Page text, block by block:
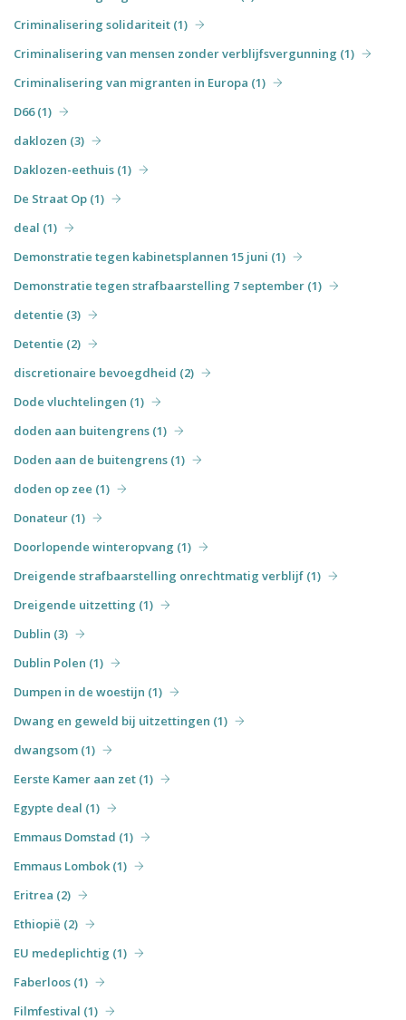
Criminalisering solidariteit (1)
Criminalisering van mensen zonder verblijfsvergunning (1)
Criminalisering van migranten in Europa (1)
D66 (1)
daklozen (3)
Daklozen-eethuis (1)
De Straat Op (1)
deal (1)
Demonstratie tegen kabinetsplannen 15 juni (1)
Demonstratie tegen strafbaarstelling 7 september (1)
detentie (3)
Detentie (2)
discretionaire bevoegdheid (2)
Dode vluchtelingen (1)
doden aan buitengrens (1)
Doden aan de buitengrens (1)
doden op zee (1)
Donateur (1)
Doorlopende winteropvang (1)
Dreigende strafbaarstelling onrechtmatig verblijf (1)
Dreigende uitzetting (1)
Dublin (3)
Dublin Polen (1)
Dumpen in de woestijn (1)
Dwang en geweld bij uitzettingen (1)
dwangsom (1)
Eerste Kamer aan zet (1)
Egypte deal (1)
Emmaus Domstad (1)
Emmaus Lombok (1)
Eritrea (2)
Ethiopië (2)
EU medeplichtig (1)
Faberloos (1)
Filmfestival (1)